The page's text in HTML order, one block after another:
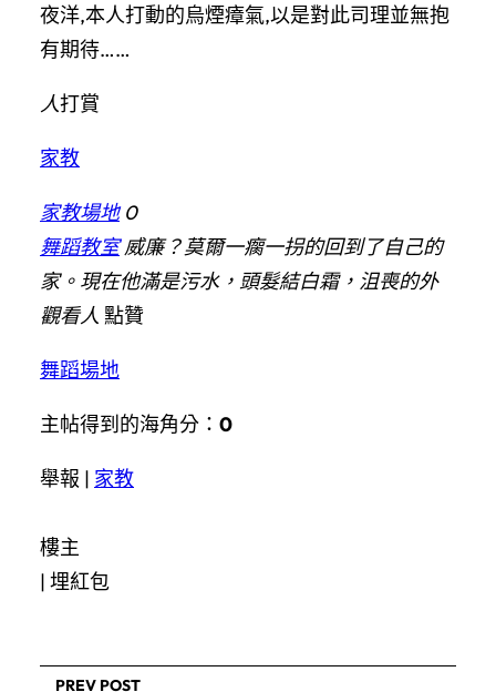
夜洋,本人打動的烏煙瘴氣,以是對此司理並無抱
有期待……
人打賞
家教
家教場地0
舞蹈教室威廉？莫爾一瘸一拐的回到了自己的
家。現在他滿是污水，頭髮結白霜，沮喪的外
觀看人 點贊
舞蹈場地
主帖得到的海角分： 0
舉報 | 家教
樓主
| 埋紅包
PREV POST